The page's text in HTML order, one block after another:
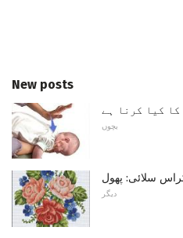
New posts
کا کیا کرنا ہے
بچوں
سلائی: پھول
دیگر